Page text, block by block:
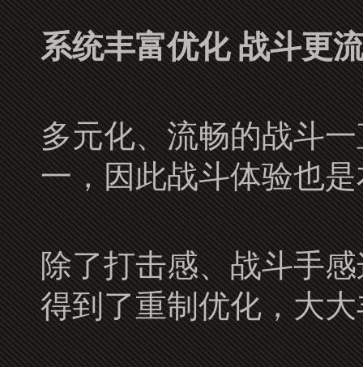
系统丰富优化 战斗更
多元化、流畅的战斗
一，因此战斗体验也
除了打击感、战斗手
得到了重制优化，大